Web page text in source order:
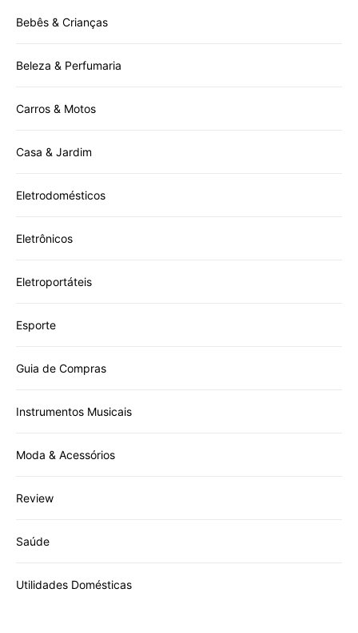
Bebês & Crianças
Beleza & Perfumaria
Carros & Motos
Casa & Jardim
Eletrodomésticos
Eletrônicos
Eletroportáteis
Esporte
Guia de Compras
Instrumentos Musicais
Moda & Acessórios
Review
Saúde
Utilidades Domésticas